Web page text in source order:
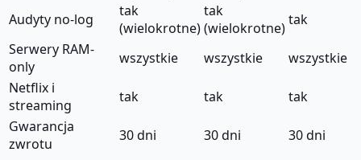
Audyty no-log
tak
(wielokrotne)
tak
(wielokrotne)tak
Serwery RAM-
only
wszystkie wszystkie
wszystkie
Netflix i
streaming
tak tak
tak
Gwarancja
zwrotu
30 dni 30 dni 30 dni